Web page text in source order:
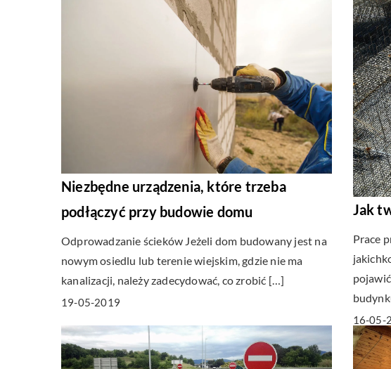
Niezbędne urządzenia, które trzeba
podłączyć przy budowie domu
Odprowadzanie ścieków Jeżeli dom budowany jest na
nowym osiedlu lub terenie wiejskim, gdzie nie ma
kanalizacji, należy zadecydować, co zrobić […]
19-05-2019
Jak
Prace
16-05-